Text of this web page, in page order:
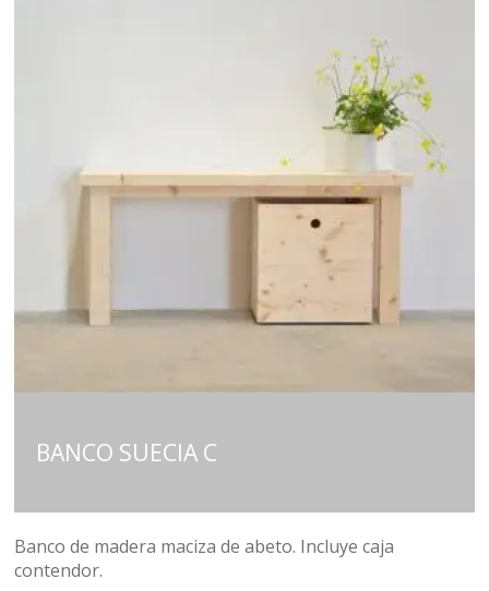
BANCO SUECIA C
Banco de madera maciza de abeto. Incluye caja
contendor.